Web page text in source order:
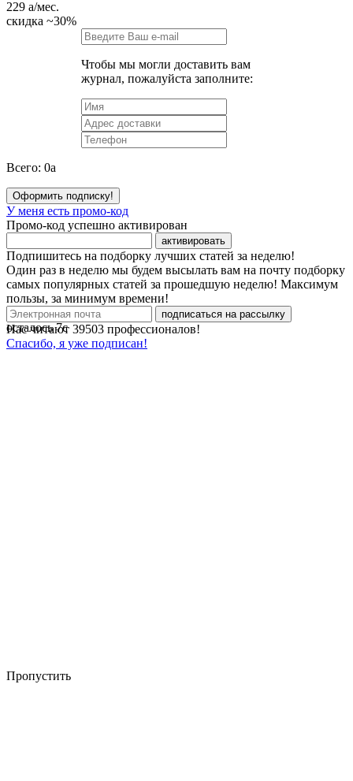
229 a/мес.
скидка ~30%
Чтобы мы могли доставить вам
журнал, пожалуйста заполните:
Всего: 0a
Оформить подписку!
У меня есть промо-код
Промо-код успешно активирован
активировать
Подпишитесь на подборку лучших статей за неделю!
Один раз в неделю мы будем высылать вам на почту подборку
самых популярных статей за прошедшую неделю! Максимум
пользы, за минимум времени!
подписаться на рассылку
Нас читают 39503 профессионалов!
Спасибо, я уже подписан!
осталось7с
Пропустить